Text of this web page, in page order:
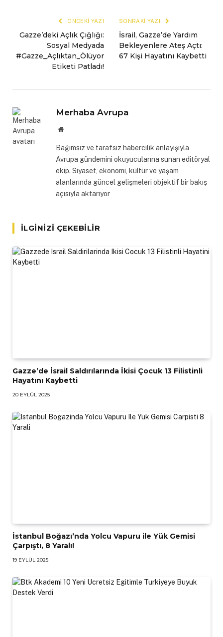
ÖNCEKI YAZI
Gazze’deki Açlık Çığlığı:
Sosyal Medyada
#Gazze_Açlıktan_Ölüyor
Etiketi Patladı!
SONRAKI YAZI
İsrail, Gazze’de Yardım
Bekleyenlere Ateş Açtı:
67 Kişi Hayatını Kaybetti
Merhaba Avrupa
Website
Bağımsız ve tarafsız habercilik anlayışıyla
Avrupa gündemini okuyucularına sunan editöryal
ekip. Siyaset, ekonomi, kültür ve yaşam
alanlarında güncel gelişmeleri objektif bir bakış
açısıyla aktarıyor
İLGINIZI ÇEKEBILIR
Gazze’de İsrail Saldırılarında İkisi Çocuk 13 Filistinli
Hayatını Kaybetti
20 EYLÜL 2025
İstanbul Boğazı’nda Yolcu Vapuru ile Yük Gemisi
Çarpıştı, 8 Yaralı!
19 EYLÜL 2025